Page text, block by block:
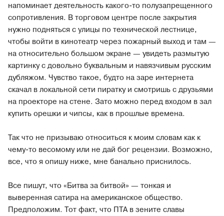
напоминает деятельность какого-то полузапрещенного
сопротивления. В торговом центре после закрытия
нужно подняться с улицы по технической лестнице,
чтобы войти в кинотеатр через пожарный выход и там —
на относительно большом экране — увидеть размытую
картинку с довольно буквальным и навязчивым русским
дубляжом. Чувство такое, будто на заре интернета
скачал в локальной сети пиратку и смотришь с друзьями
на проекторе на стене. Зато можно перед входом в зал
купить орешки и чипсы, как в прошлые времена.
Так что не призываю относиться к моим словам как к
чему-то весомому или не дай бог рецензии. Возможно,
все, что я опишу ниже, мне банально приснилось.
Все пишут, что «Битва за битвой» — тонкая и
выверенная сатира на американское общество.
Предположим. Тот факт, что ПТА в зените славы